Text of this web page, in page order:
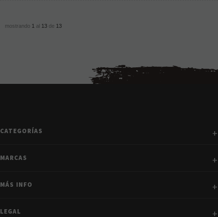
mostrando 1 al 13 de 13
CATEGORÍAS
MARCAS
MÁS INFO
LEGAL